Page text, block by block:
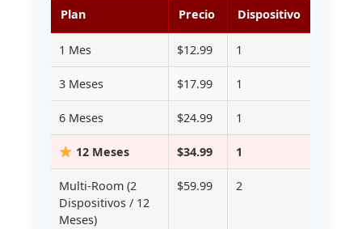
Plan Precio Dispositivo
1 Mes $12.99 1
3 Meses $17.99 1
6 Meses $24.99 1
12 Meses $34.99 1
Multi-Room (2
Dispositivos / 12
Meses)
$59.99 2